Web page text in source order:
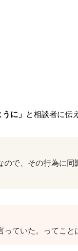
に」 と相談者に伝
ので、その行為に同
ていた。ってこと